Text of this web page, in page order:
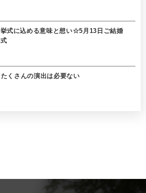
挙式に込める意味と想い☆5月13日ご結婚
式
たくさんの演出は必要ない